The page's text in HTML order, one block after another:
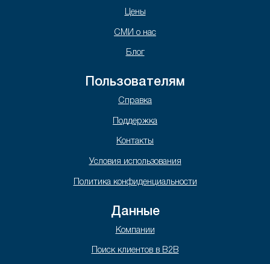
Цены
СМИ о нас
Блог
Пользователям
Справка
Поддержка
Контакты
Условия использования
Политика конфиденциальности
Данные
Компании
Поиск клиентов в B2B